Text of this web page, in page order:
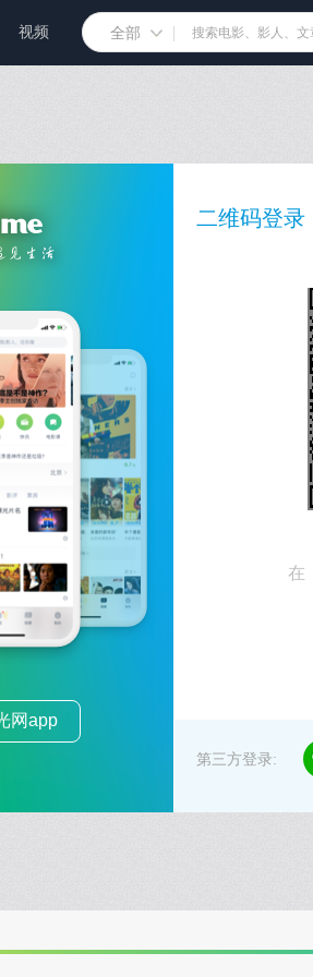
视频 全部
网app
二维码登录
在
第三方登录: